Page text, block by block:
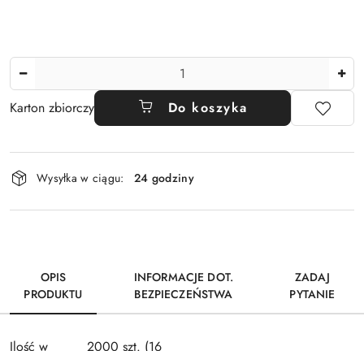
Karton zbiorczy Do koszyka
Dostępność
i
dostawa
Wysyłka w ciągu: 24 godziny
OPIS
PRODUKTU
INFORMACJE DOT.
BEZPIECZEŃSTWA
ZADAJ
PYTANIE
Ilość w
2000 szt. (16